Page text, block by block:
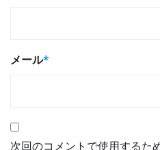
メール*
次回のコメントで使用するた